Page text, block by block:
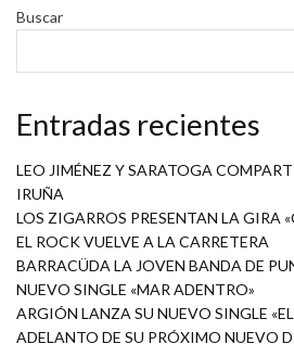
Buscar
Entradas recientes
LEO JIMÉNEZ Y SARATOGA
IRUÑA
LOS ZIGARROS PRESENTAN LA GIRA
EL ROCK VUELVE A LA CARRETERA
BARRACÜDA LA JOVEN BANDA DE
NUEVO SINGLE «MAR ADENTRO»
ARGIÓN LANZA SU NUEVO SINGLE
ADELANTO DE SU PRÓXIMO NUEVO